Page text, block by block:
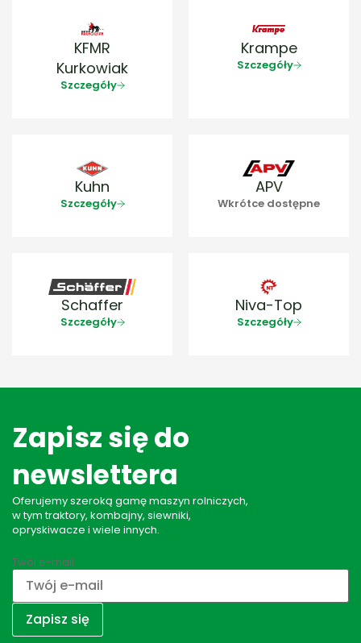
KFMR
Kurkowiak
Szczegóły
Krampe
Szczegóły
Kuhn
Szczegóły
APV
Wkrótce dostępne
Schaffer
Szczegóły
Niva-Top
Szczegóły
Zapisz się do
newslettera
Oferujemy szeroką gamę maszyn rolniczych,
w tym traktory, kombajny, siewniki,
opryskiwacze i wiele innych.
Twój e-mail